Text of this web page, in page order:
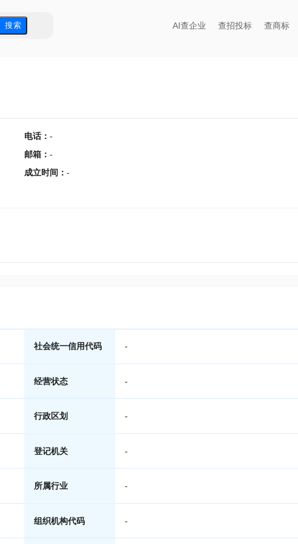
搜 索 AI查企业 查招投标 查商标
电话： -
邮箱 ： -
成立时间 ： -
社会统一信用代码 -
经营状态 -
行政区划 -
登记机关 -
所属行业 -
组织机构代码 -